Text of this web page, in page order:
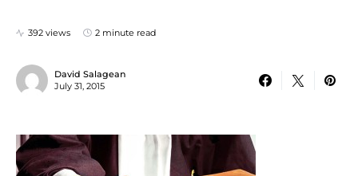
392 views 2 minute read
David Salagean
July 31, 2015